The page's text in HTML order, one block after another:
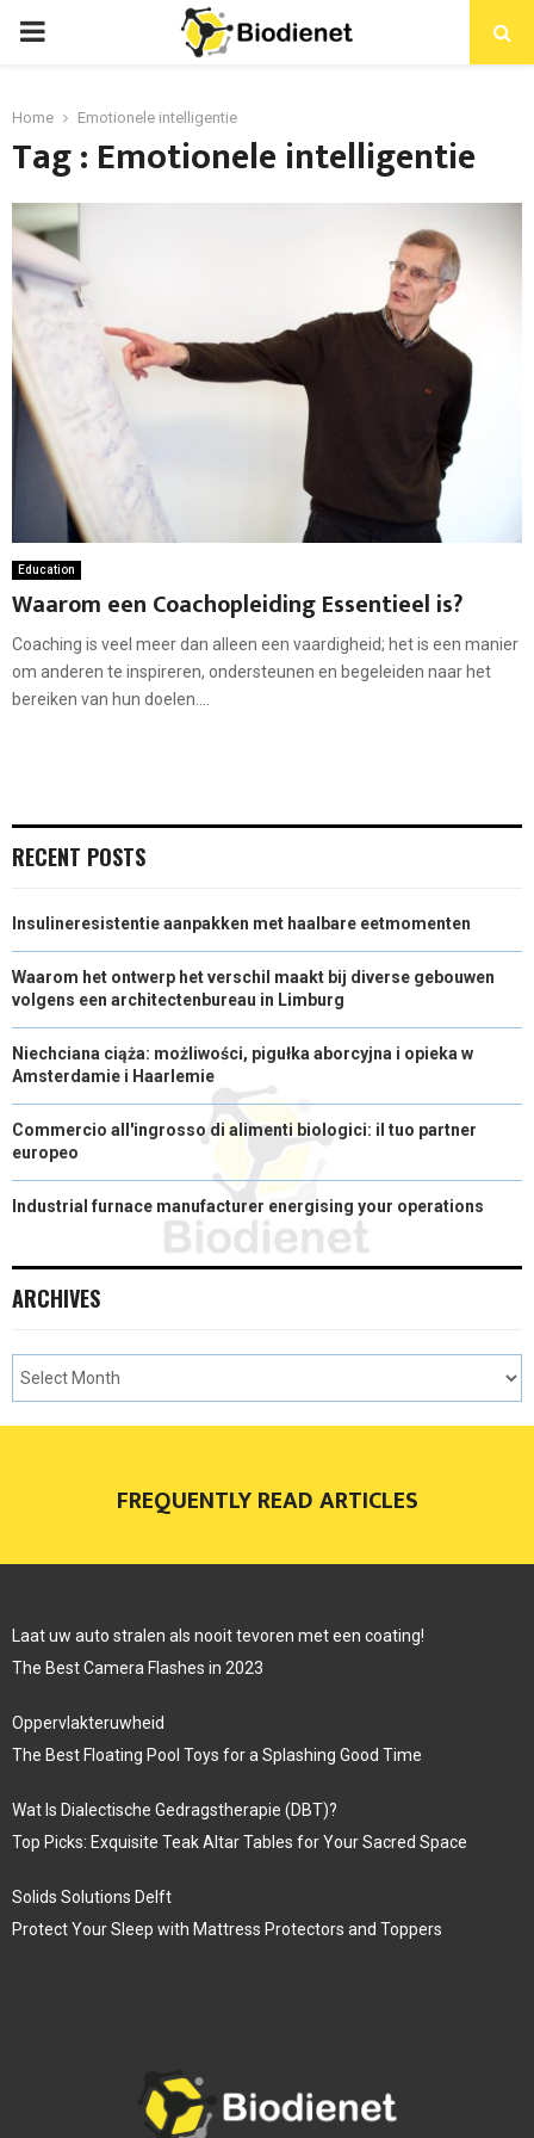
PRIMARY
Home Emotionele intelligentie
Tag : Emotionele intelligentie
Education
Waarom een Coachopleiding Essentieel is?
Coaching is veel meer dan alleen een vaardigheid; het is een manier
om anderen te inspireren, ondersteunen en begeleiden naar het
bereiken van hun doelen....
RECENT POSTS
Insulineresistentie aanpakken met haalbare eetmomenten
Waarom het ontwerp het verschil maakt bij diverse gebouwen
volgens een architectenbureau in Limburg
Niechciana ciąża: możliwości, pigułka aborcyjna i opieka w
Amsterdamie i Haarlemie
Commercio all'ingrosso di alimenti biologici: il tuo partner
europeo
Industrial furnace manufacturer energising your operations
ARCHIVES
FREQUENTLY READ ARTICLES
Laat uw auto stralen als nooit tevoren met een coating!
The Best Camera Flashes in 2023
Oppervlakteruwheid
The Best Floating Pool Toys for a Splashing Good Time
Wat Is Dialectische Gedragstherapie (DBT)?
Top Picks: Exquisite Teak Altar Tables for Your Sacred Space
Solids Solutions Delft
Protect Your Sleep with Mattress Protectors and Toppers